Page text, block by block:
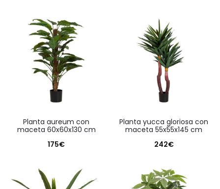
planta aureum con
maceta 60x60x130 cm
175€
planta yucca gloriosa con
maceta 55x55x145 cm
242€